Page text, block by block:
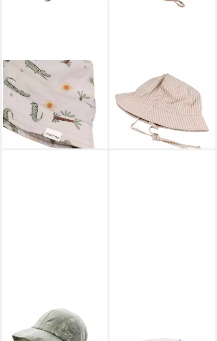
MAXIMO
Fischerhut (1-St) grau,
Krokodil-Motiv, Bindeband,
Fischerhut, Jungen
14,99 € UVP 19,99 €
-25%
lieferbar - in 1-2 Werktagen bei dir
Schlapphut
ab 14,99 € UVP19,99 €
-25%
lieferbar - in 1-2 Werktagen bei dir